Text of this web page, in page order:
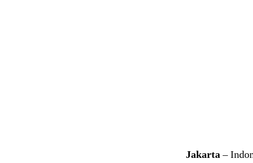
Jakarta –